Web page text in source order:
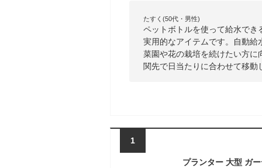
たすく(50代・男性)
ペットボトルを使って給水で
実用的なアイテムです。自動
菜園や花の栽培を続けたい方
関先で日当たりに合わせて移
1